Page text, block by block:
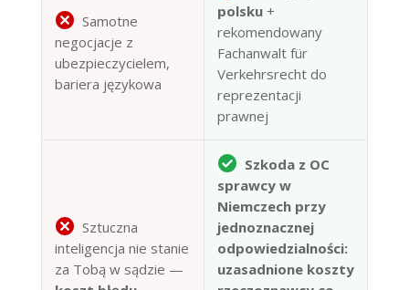
Samotne
negocjacje z
ubezpieczycielem,
bariera językowa
polsku+
rekomendowany
Fachanwalt für
Verkehrsrecht do
reprezentacji
prawnej
Sztuczna
inteligencja nie stanie
za Tobą w sądzie —
Szkoda z OC
sprawcy w
Niemczech przy
jednoznacznej
odpowiedzialności:
uzasadnione koszty